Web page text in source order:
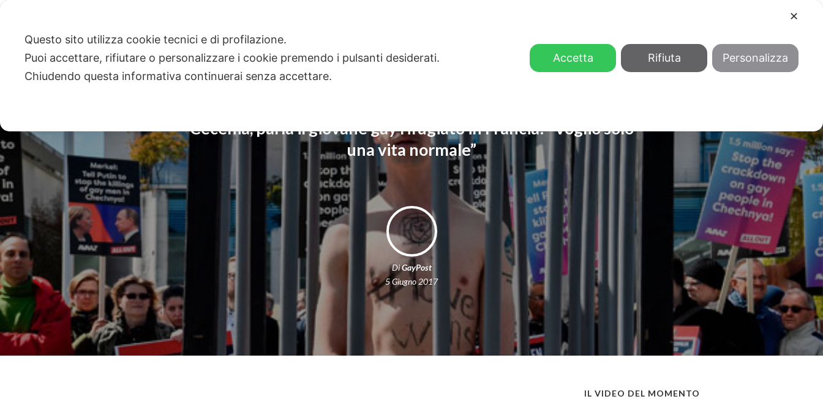
Cecenia, parla il giovane gay rifugiato in Francia: “Voglio solo
una vita normale”
DiGayPost
5 Giugno 2017
IL VIDEO DEL MOMENTO
✕
Questo sito utilizza cookie tecnici e di profilazione.
Puoi accettare, rifiutare o personalizzare i cookie premendo i pulsanti desiderati.
Chiudendo questa informativa continuerai senza accettare.
Accetta Rifiuta Personalizza